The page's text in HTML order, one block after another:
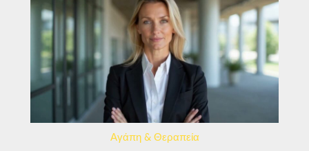
Αγάπη & Θεραπεία